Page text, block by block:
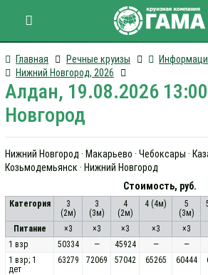
Главная Речные круизы
Нижний Новгород, 2026
Алдан, 19.08.2026
Новгород
Нижний Новгород · Макарьево · Чебоксары ·
Козьмодемьянск · Нижний Новгород
Стоимость, руб.
Категория
3
(2м)
3
(3м)
4
(2м)
4 (4м)
5
(3м)
Питание
×3 ×3 ×3 ×3 ×3
1 взр
50334 — 45924 — —
1 взр; 1
дет
63279 72069 57042 65265 60444